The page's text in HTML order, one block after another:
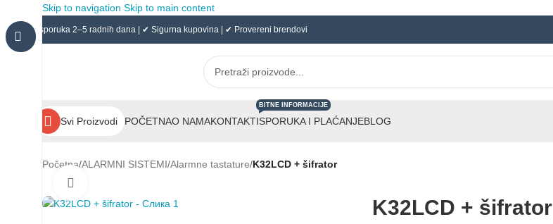
Skip to navigation Skip to main content
✔ Isporuka 2–5 radnih dana | ✔ Sigurna kupovina | ✔ Provereni brendovi
Svi Proizvodi POČETNAO NAMAKONTAKTISPORUKA I PLAĆANJE
BITNE INFORMACIJE
BLOG
Početna/ALARMNI SISTEMI/Alarmne tastature/K32LCD + šifrator
K32LCD + šifrator